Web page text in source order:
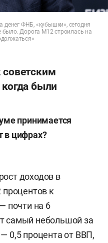
ФНБ, «кубышки», сегодня
было. Дорога М12 строилась на
были
принимается
в цифрах?
доходов в
к
почти на 6
самый небольшой за
0,5 процента от ВВП,